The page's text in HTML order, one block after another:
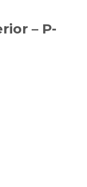
– P-